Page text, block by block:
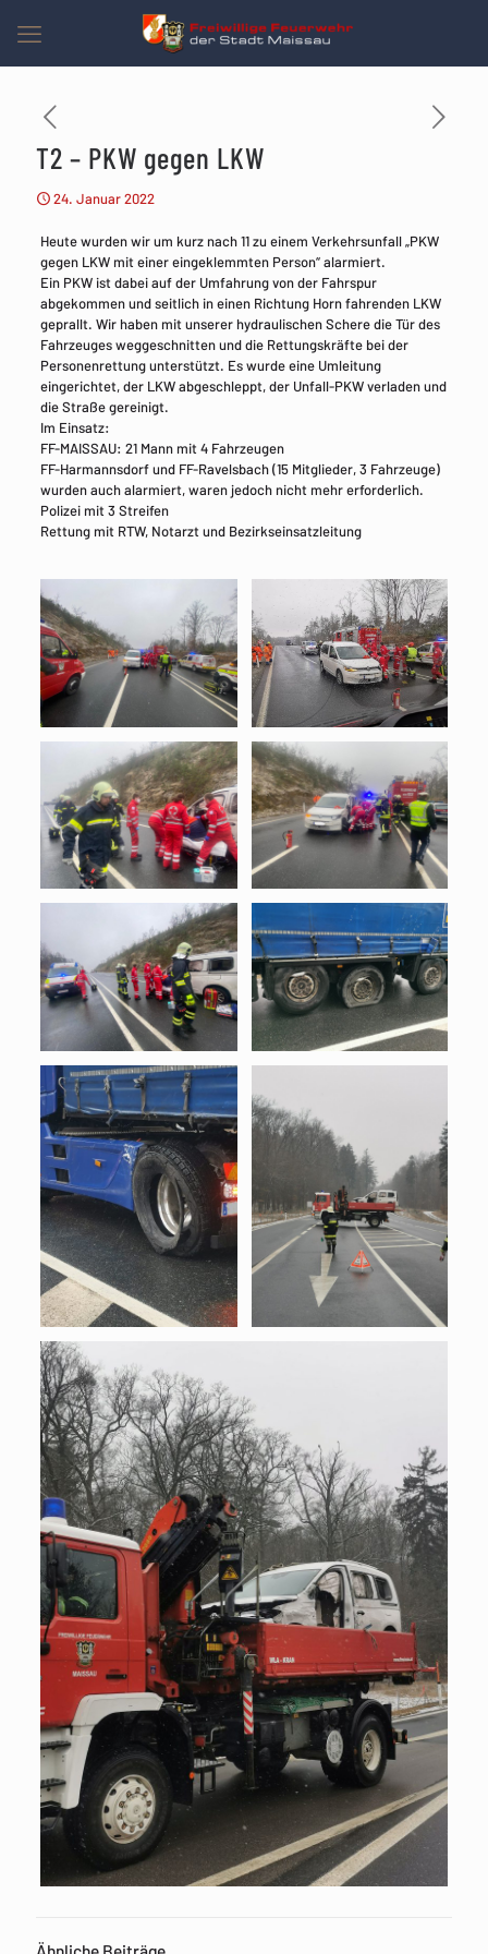
T2 – PKW gegen LKW
24. Januar 2022
Heute wurden wir um kurz nach 11 zu einem Verkehrsunfall „PKW
gegen LKW mit einer eingeklemmten Person“ alarmiert.
Ein PKW ist dabei auf der Umfahrung von der Fahrspur
abgekommen und seitlich in einen Richtung Horn fahrenden LKW
geprallt. Wir haben mit unserer hydraulischen Schere die Tür des
Fahrzeuges weggeschnitten und die Rettungskräfte bei der
Personenrettung unterstützt. Es wurde eine Umleitung
eingerichtet, der LKW abgeschleppt, der Unfall-PKW verladen und
die Straße gereinigt.
Im Einsatz:
FF-MAISSAU: 21 Mann mit 4 Fahrzeugen
FF-Harmannsdorf und FF-Ravelsbach (15 Mitglieder, 3 Fahrzeuge)
wurden auch alarmiert, waren jedoch nicht mehr erforderlich.
Polizei mit 3 Streifen
Rettung mit RTW, Notarzt und Bezirkseinsatzleitung
Ähnliche Beiträge